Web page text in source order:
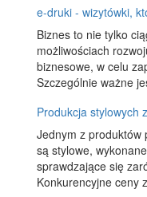
e-druki - wizytówki,
Biznes to nie tylko
możliwościach
biznesowe, w celu
Szczególnie ważne
Produkcja stylowych
Jednym z produktów
są stylowe,
sprawdzające się
Konkurencyjne ceny